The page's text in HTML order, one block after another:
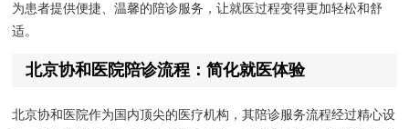
为患者提供便捷、温馨的陪诊服务，让就医过程变得更加轻松和舒
适。
北京协和医院陪诊流程：简化就医体验
北京协和医院作为国内顶尖的医疗机构，其陪诊服务流程经过精心设